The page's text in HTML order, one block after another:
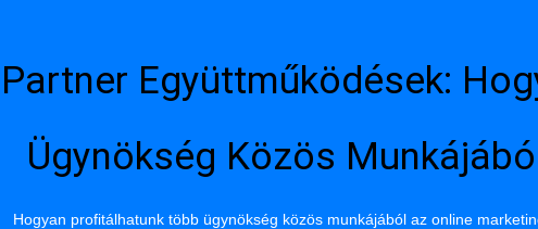
Együttműködések:
Ügynökség Közös
Hogyan profitálhatunk több ügynökség közös munkájából az online